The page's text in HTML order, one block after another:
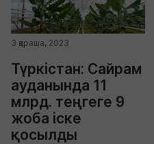
3 қараша, 2023
Түркістан: Сайрам
ауданында 11
млрд. теңгеге 9
жоба іске
қосылды